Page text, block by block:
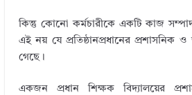
কিন্তু কোনো কর্মচারীকে একটি কাজ
এই নয় যে প্রতিষ্ঠানপ্রধানের প্রশাসনিক ও
গেছে।
একজন প্রধান শিক্ষক বিদ্যালয়ের